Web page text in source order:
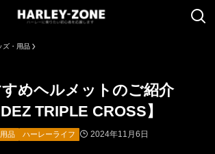
ズ・用品
めヘルメットのご紹介
TRIPLE CROSS】
品 ハーレーライフ 2024年11月6日